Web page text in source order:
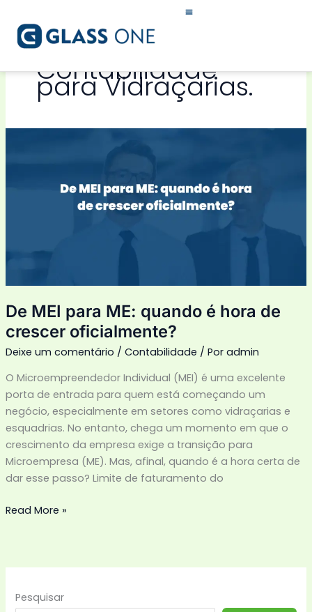
para
Contabilidade
para Vidraçarias.
De MEI para ME: quando é hora de
crescer oficialmente?
Deixe um comentário / Contabilidade / Por admin
O Microempreendedor Individual (MEI) é uma excelente
porta de entrada para quem está começando um
negócio, especialmente em setores como vidraçarias e
esquadrias. No entanto, chega um momento em que o
crescimento da empresa exige a transição para
Microempresa (ME). Mas, afinal, quando é a hora certa de
dar esse passo? Limite de faturamento do
de
oficialmente?
Read More »
Pesquisar